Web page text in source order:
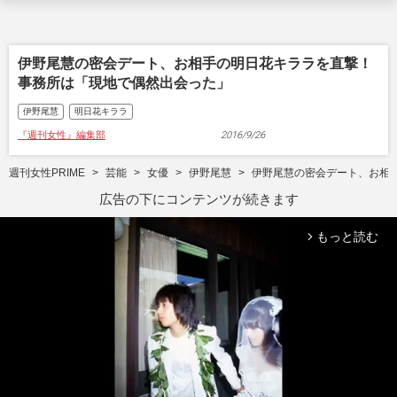
伊野尾慧の密会デート、お相手の明日花キララを直撃！
事務所は「現地で偶然出会った」
伊野尾慧 明日花キララ
『週刊女性』編集部 2016/9/26
週刊女性PRIME 芸能 女優 伊野尾慧 伊野尾慧の密会デート、お相
広告の下にコンテンツが続きます
arrow_forward_ios もっと読む